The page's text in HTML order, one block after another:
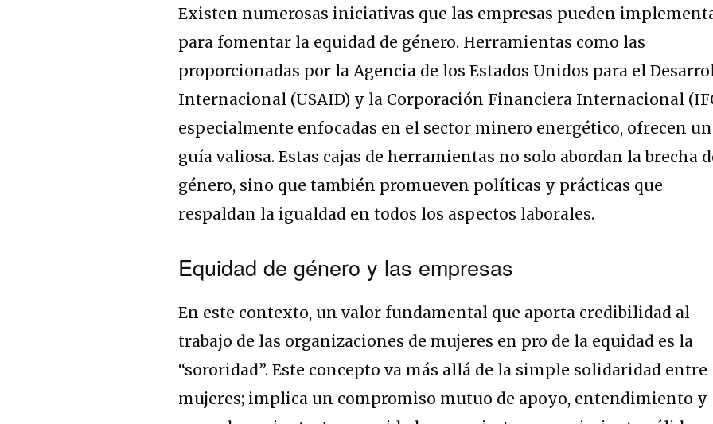
Existen numerosas iniciativas que las empresas pueden
para fomentar la equidad de género. Herramientas como las
proporcionadas por la Agencia de los Estados Unidos para el
Internacional (USAID) y la Corporación Financiera Internacional
especialmente enfocadas en el sector minero energético, ofrecen
guía valiosa. Estas cajas de herramientas no solo abordan la brecha
género, sino que también promueven políticas y prácticas que
respaldan la igualdad en todos los aspectos laborales.
Equidad de género y las empresas
En este contexto, un valor fundamental que aporta credibilidad al
trabajo de las organizaciones de mujeres en pro de la equidad es la
“sororidad”. Este concepto va más allá de la simple solidaridad entre
mujeres; implica un compromiso mutuo de apoyo, entendimiento y